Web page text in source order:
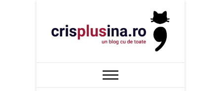
content
Cris+ina